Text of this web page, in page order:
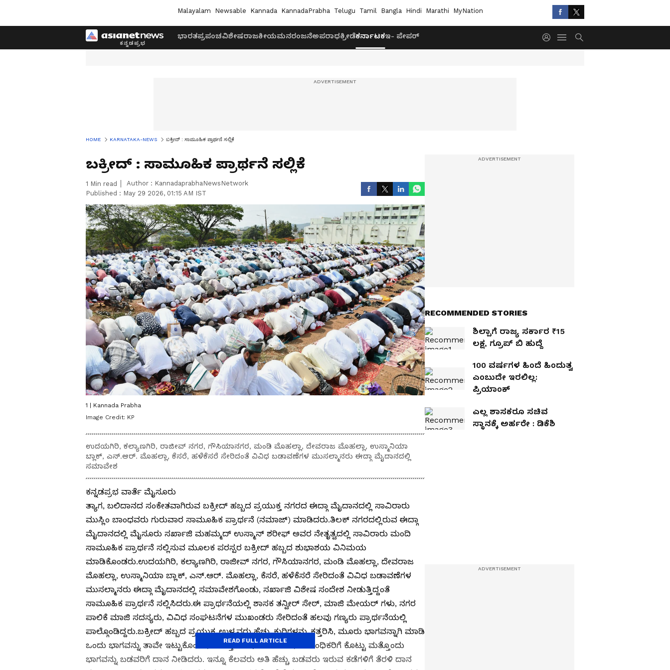
Malayalam Newsable Kannada KannadaPrabha Telugu Tamil Bangla Hindi Marathi MyNation
ಭಾರತಪ್ರಪಂಚವಿಶೇಷರಾಜಕೀಯಮನರಂಜನೆಅಪರಾಧಕ್ರೀಡೆಕರ್ನಾಟಕಇ- ಪೇಪರ್
HOME KARNATAKA-NEWS ಬಕ್ರೀದ್‌ : ಸಾಮೂಹಿಕ ಪ್ರಾರ್ಥನೆ ಸಲ್ಲಿಕೆ
ಬಕ್ರೀದ್‌ : ಸಾಮೂಹಿಕ ಪ್ರಾರ್ಥನೆ ಸಲ್ಲಿಕೆ
1 Min read Author : KannadaprabhaNewsNetwork
Published : May 29 2026, 01:15 AM IST
1 | Kannada Prabha
Image Credit: KP
ಉದಯಗಿರಿ, ಕಲ್ಯಾಣಗಿರಿ, ರಾಜೀವ್‌ ನಗರ, ಗೌಸಿಯಾನಗರ, ಮಂಡಿ ಮೊಹಲ್ಲಾ, ದೇವರಾಜ ಮೊಹಲ್ಲಾ, ಉಸ್ಮಾನಿಯಾ
ಬ್ಲಾಕ್, ಎನ್.ಆರ್. ಮೊಹಲ್ಲಾ, ಕೆಸರೆ, ಹಳೆಕೆಸರೆ ಸೇರಿದಂತೆ ವಿವಿಧ ಬಡಾವಣೆಗಳ ಮುಸಲ್ಮಾನರು ಈದ್ಗಾ ಮೈದಾನದಲ್ಲಿ
ಸಮಾವೇಶ
ಕನ್ನಡಪ್ರಭ ವಾರ್ತೆ ಮೈಸೂರು
ತ್ಯಾಗ, ಬಲಿದಾನದ ಸಂಕೇತವಾಗಿರುವ ಬಕ್ರೀದ್ ಹಬ್ಬದ ಪ್ರಯುಕ್ತ ನಗರದ ಈದ್ಗಾ ಮೈದಾನದಲ್ಲಿ ಸಾವಿರಾರು
ಮುಸ್ಲಿಂ ಬಾಂಧವರು ಗುರುವಾರ ಸಾಮೂಹಿಕ ಪ್ರಾರ್ಥನೆ (ನಮಾಜ್) ಮಾಡಿದರು.ತಿಲಕ್‌ ನಗರದಲ್ಲಿರುವ ಈದ್ಗಾ
ಮೈದಾನದಲ್ಲಿ ಮೈಸೂರು ಸರ್ಖಾಜಿ ಮಹಮ್ಮದ್ ಉಸ್ಮಾನ್ ಶರೀಫ್ ಅವರ ನೇತೃತ್ವದಲ್ಲಿ ಸಾವಿರಾರು ಮಂದಿ
ಸಾಮೂಹಿಕ ಪ್ರಾರ್ಥನೆ ಸಲ್ಲಿಸುವ ಮೂಲಕ ಪರಸ್ಪರ ಬಕ್ರೀದ್ ಹಬ್ಬದ ಶುಭಾಶಯ ವಿನಿಮಯ
ಮಾಡಿಕೊಂಡರು.ಉದಯಗಿರಿ, ಕಲ್ಯಾಣಗಿರಿ, ರಾಜೀವ್‌ ನಗರ, ಗೌಸಿಯಾನಗರ, ಮಂಡಿ ಮೊಹಲ್ಲಾ, ದೇವರಾಜ
ಮೊಹಲ್ಲಾ, ಉಸ್ಮಾನಿಯಾ ಬ್ಲಾಕ್, ಎನ್.ಆರ್. ಮೊಹಲ್ಲಾ, ಕೆಸರೆ, ಹಳೆಕೆಸರೆ ಸೇರಿದಂತೆ ವಿವಿಧ ಬಡಾವಣೆಗಳ
ಮುಸಲ್ಮಾನರು ಈದ್ಗಾ ಮೈದಾನದಲ್ಲಿ ಸಮಾವೇಶಗೊಂಡು, ಸರ್ಖಾಜಿ ವಿಶೇಷ ಸಂದೇಶ ನೀಡುತ್ತಿದ್ದಂತೆ
ಸಾಮೂಹಿಕ ಪ್ರಾರ್ಥನೆ ಸಲ್ಲಿಸಿದರು.ಈ ಪ್ರಾರ್ಥನೆಯಲ್ಲಿ ಶಾಸಕ ತನ್ವೀರ್‌ ಸೇಠ್, ಮಾಜಿ ಮೇಯರ್ ಗಳು, ನಗರ
ಪಾಲಿಕೆ ಮಾಜಿ ಸದಸ್ಯರು, ವಿವಿಧ ಸಂಘಟನೆಗಳ ಮುಖಂಡರು ಸೇರಿದಂತೆ ಹಲವು ಗಣ್ಯರು ಪ್ರಾರ್ಥನೆಯಲ್ಲಿ
ಪಾಲ್ಗೊಂಡಿದ್ದರು.ಬಕ್ರೀದ್ ಹಬ್ಬದ ಪ್ರಯುಕ್ತ ಉಳ್ಳವರು ಹೆಚ್ಚು ಕುರಿಗಳನ್ನು ಕತ್ತರಿಸಿ, ಮೂರು ಭಾಗವನ್ನಾಗಿ ಮಾಡಿ
ಒಂದು ಭಾಗವನ್ನು ತಾವೇ ಇಟ್ಟುಕೊಂಡು, ಮತ್ತೊಂದು ಭಾಗ ನೆಂಟರು, ಸಂಬಂಧಿಕರಿಗೆ ಕೊಟ್ಟು ಮತ್ತೊಂದು
ಭಾಗವನ್ನು ಬಡವರಿಗೆ ದಾನ ನೀಡಿದರು. ಇನ್ನೂ ಕೆಲವರು ಅತಿ ಹೆಚ್ಚು ಬಡವರು ಇರುವ ಕಡೆಗಳಿಗೆ ತೆರಳಿ ದಾನ
READ FULL ARTICLE
RECOMMENDED STORIES
ಶಿಲ್ಪಾಗೆ ರಾಜ್ಯ ಸರ್ಕಾರ ₹15
ಲಕ್ಷ, ಗ್ರೂಪ್‌ ಬಿ ಹುದ್ದೆ
100 ವರ್ಷಗಳ ಹಿಂದೆ ಹಿಂದುತ್ವ
ಎಂಬುದೇ ಇರಲಿಲ್ಲ:
ಪ್ರಿಯಾಂಕ್‌
ಎಲ್ಲ ಶಾಸಕರೂ ಸಚಿವ
ಸ್ಥಾನಕ್ಕೆ ಅರ್ಹರೇ : ಡಿಕೆಶಿ